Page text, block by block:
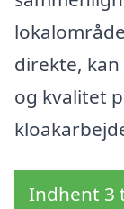
direkte,
og kvalitet
Indhent 3